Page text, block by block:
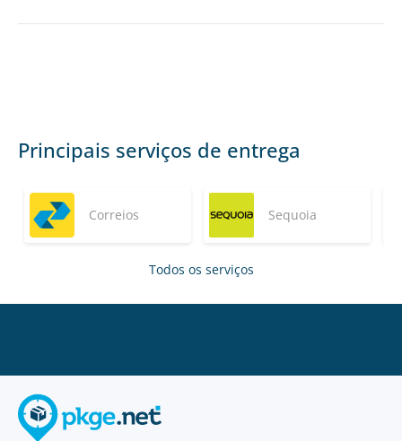
Principais serviços de entrega
Correios Sequoia
Todos os serviços